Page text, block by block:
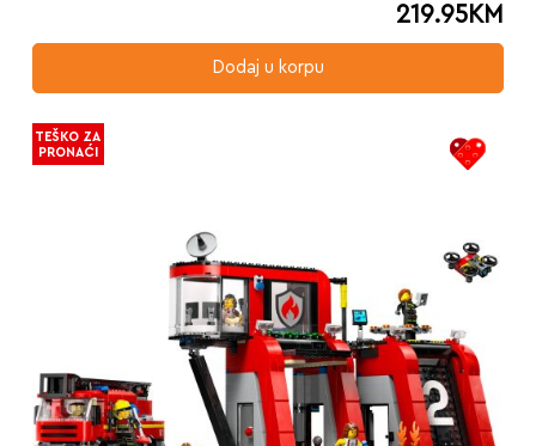
219.95KM
Dodaj u korpu
TEŠKO ZA
PRONAĆI